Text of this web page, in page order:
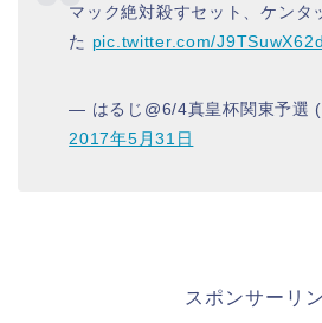
マック絶対殺すセット、ケンタ
た pic.twitter.com/J9TSuwX62d
— はるじ@6/4真皇杯関東予選
2017年5月31日
スポンサーリ